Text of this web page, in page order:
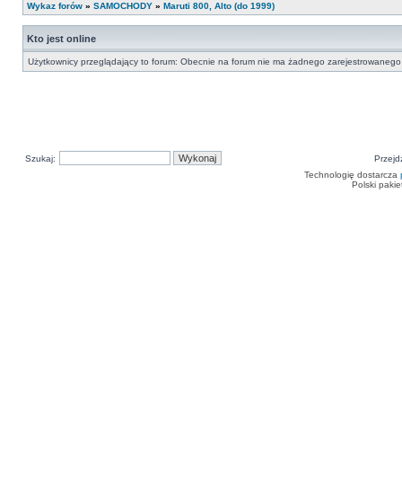
Wykaz forów » SAMOCHODY » Maruti 800, Alto (do 1999)
Kto jest online
Użytkownicy przeglądający to forum: Obecnie na forum nie ma żadnego
Szukaj:
Technologię dostarcza
Polski